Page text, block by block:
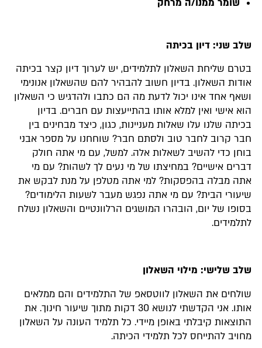
שומר ממנו/ה מרחק
שלב שני: דיון בכיתה
בטרם שליחת השאלון לתלמידים, יש לערוך דיון קצר בכיתה
אודות השאלון. בדיון חשוב להבהיר להם שהשאלון אנונימי
ושאף אחד אינו יכול לדעת מה הם כתבו ולהדגיש כי השאלון
הוא אישי ואין למלא אותו בהתייעצות עם חברים. בדיון
בכיתה שלנו עלו שאלות מעניינות, כגון, כיצד מבחינים בין
חבר קרוב לחבר טוב ולסתם חבר? שוחחנו על מספר אבני
בוחן כדי להשיב לשאלות אלה. למשל, עם מי אתה חולק
דברים אישיים? במחיצתו של מי נעים לך לשהות? עם מי
אתה מבלה בהפסקות? למי אתה מטלפן על מנת לבקש את
שיעורי הבית? עם מי אתה נפגש מעבר לשעות הלימודים?
בסופו של יום, הובהרו המושגים הרלוונטיים והשאלון נשלח
לתלמידים.
שלב שלישי: מילוי השאלון
שולחים את השאלון לווטסאפ של התלמידים והם ממלאים
אותו. אני הקדשתי לנושא 30 דקות מתוך שיעור חינוך. את
התוצאות קיבלתי באופן מיידי. כל תלמיד העונה על השאלון
מחויב להתייחס לכל תלמידי הכיתה.